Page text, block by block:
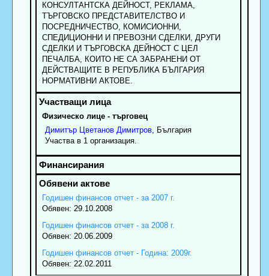
КОНСУЛТАНТСКА ДЕЙНОСТ, РЕКЛАМА,
ТЪРГОВСКО ПРЕДСТАВИТЕЛСТВО И
ПОСРЕДНИЧЕСТВО, КОМИСИОННИ,
СПЕДИЦИОННИ И ПРЕВОЗНИ СДЕЛКИ, ДРУГИ
СДЕЛКИ И ТЪРГОВСКА ДЕЙНОСТ С ЦЕЛ
ПЕЧАЛБА, КОИТО НЕ СА ЗАБРАНЕНИ ОТ
ДЕЙСТВАЩИТЕ В РЕПУБЛИКА БЪЛГАРИЯ
НОРМАТИВНИ АКТОВЕ.
Физическо лице - търговец
Димитър Цветанов Димитров, България
Участва в 1 организация.
Годишен финансов отчет - за 2007 г.
Обявен: 29.10.2008
Годишен финансов отчет - за 2008 г.
Обявен: 20.06.2009
Годишен финансов отчет - Година: 2009г.
Обявен: 22.02.2011